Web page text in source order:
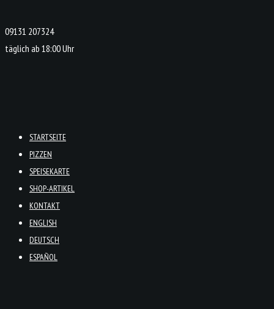
09131 207324
täglich ab 18:00 Uhr
STARTSEITE
PIZZEN
SPEISEKARTE
SHOP-ARTIKEL
KONTAKT
ENGLISH
DEUTSCH
ESPAÑOL